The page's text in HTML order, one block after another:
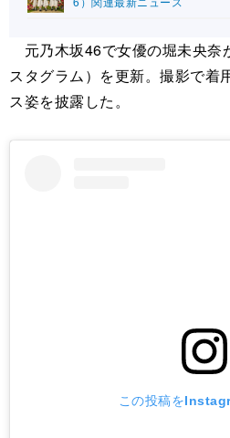
元乃木坂46で女優の堀未央奈
スタグラム）を更新。撮影で着
ス姿を披露した。
この投稿を